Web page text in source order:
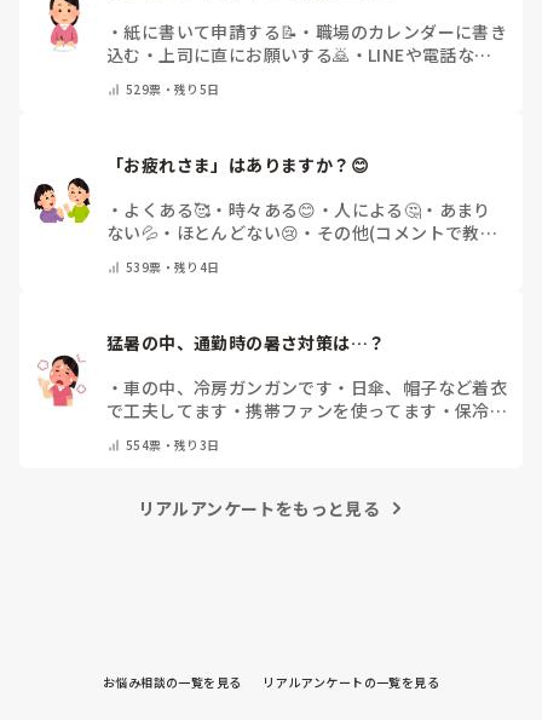
・紙に書いて申請する📝 ・ 職場のカレンダーに書き
込む ・ 上司に直にお願いする🙇 ・ LINEや電話など
529票・残り5日
「お疲れさま」はありますか？😊
・ よくある🥰 ・ 時々ある😊 ・ 人による🤔 ・ あまり
ない💦 ・ ほとんどない😢 ・ その他(コメントで教え
539票・残り4日
猛暑の中、通勤時の暑さ対策は…？
・車の中、冷房ガンガンです ・ 日傘、帽子など着衣
で工夫してます ・携帯ファンを使ってます ・ 保冷剤
ん ・その他（コメントで教えて下さい）
554票・残り3日
リアルアンケートをもっと見る
お悩み相談の一覧を見る リアルアンケートの一覧を見る